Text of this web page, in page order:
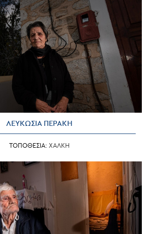
ΛΕΥΚΩΣΙΑ ΠΕΡΑΚΗ
ΤΟΠΟΘΕΣΙΑ: ΧΑΛΚΗ